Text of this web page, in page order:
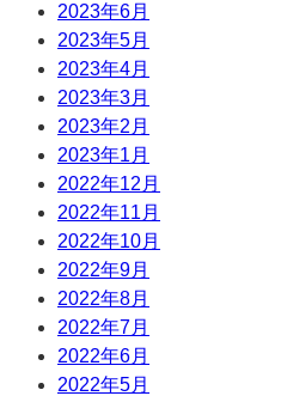
2023年6月
2023年5月
2023年4月
2023年3月
2023年2月
2023年1月
2022年12月
2022年11月
2022年10月
2022年9月
2022年8月
2022年7月
2022年6月
2022年5月